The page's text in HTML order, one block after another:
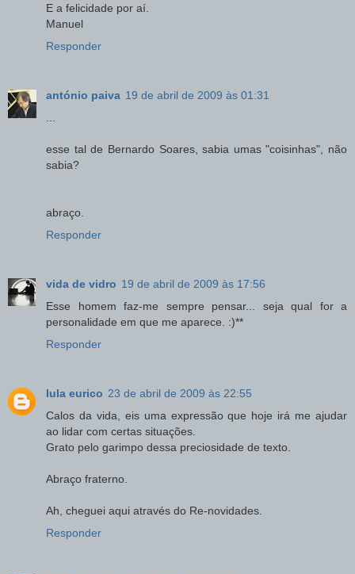
E a felicidade por aí.
Manuel
Responder
antónio paiva 19 de abril de 2009 às 01:31
esse tal de Bernardo Soares, sabia umas "coisinhas", não
sabia?
abraço.
Responder
vida de vidro 19 de abril de 2009 às 17:56
Esse homem faz-me sempre pensar... seja qual for a
personalidade em que me aparece. :)**
Responder
lula eurico 23 de abril de 2009 às 22:55
Calos da vida, eis uma expressão que hoje irá me ajudar
ao lidar com certas situações.
Grato pelo garimpo dessa preciosidade de texto.
Abraço fraterno.
Ah, cheguei aqui através do Re-novidades.
Responder